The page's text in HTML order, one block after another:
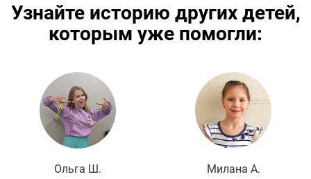
Узнайте историю других детей,
которым уже помогли:
Ольга Ш.
Подробнее
Милана А.